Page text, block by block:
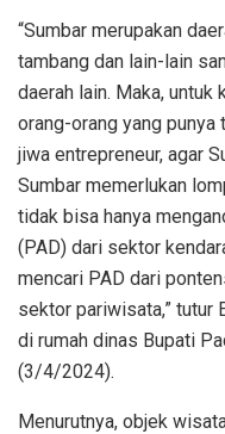
“Sumbar merupakan
tambang dan lain-lain
daerah lain. Maka, untuk
orang-orang yang
jiwa entrepreneur, agar
Sumbar memerlukan
tidak bisa hanya
(PAD) dari sektor
mencari PAD dari
sektor pariwisata,” tutur
di rumah dinas Bupati
(3/4/2024).
Menurutnya, objek